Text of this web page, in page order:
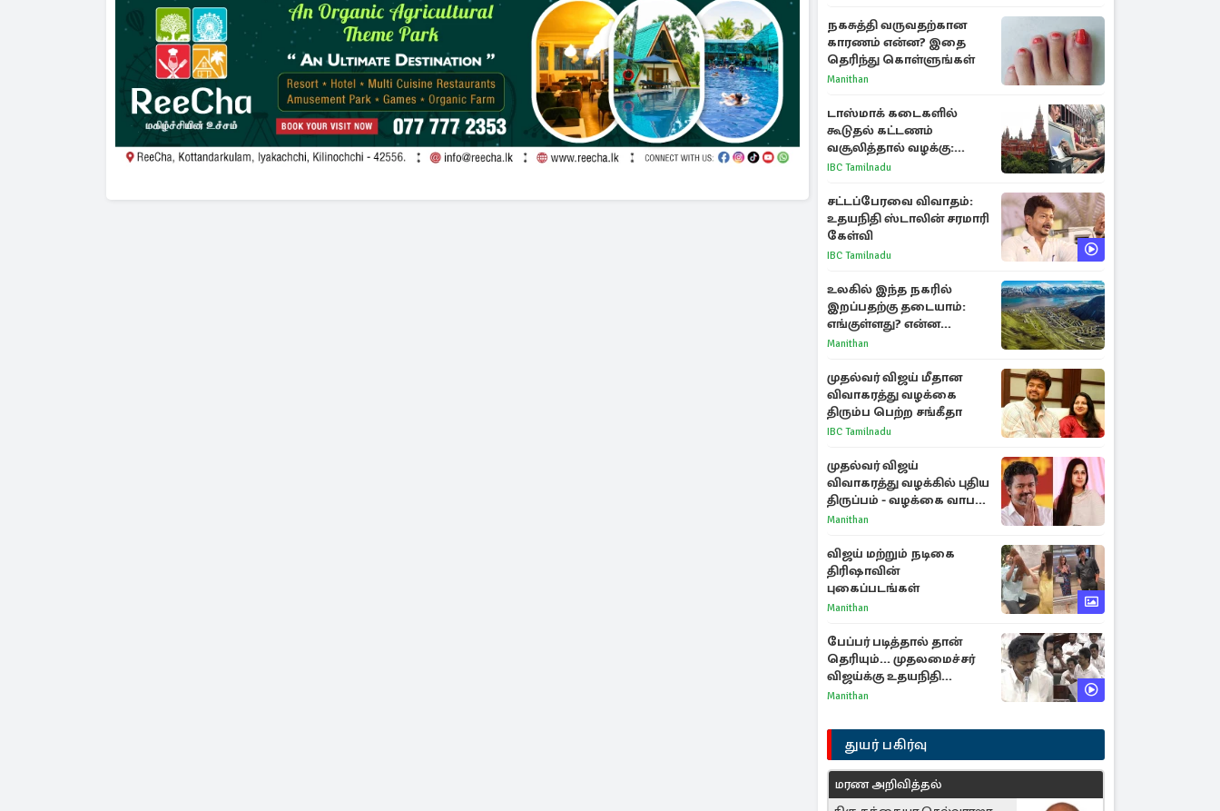
நகசுத்தி வருவதற்கான
காரணம் என்ன? இதை
தெரிந்து கொள்ளுங்கள்
Manithan
டாஸ்மாக் கடைகளில்
கூடுதல் கட்டணம்
வசூலித்தால் வழக்கு:
சென்னை உயர்நீதிமன்றம்
IBC Tamilnadu
சட்டப்பேரவை விவாதம்:
உதயநிதி ஸ்டாலின் சரமாரி
கேள்வி
IBC Tamilnadu
உலகில் இந்த நகரில்
இறப்பதற்கு தடையாம்:
எங்குள்ளது? என்ன
காரணம் தெரியுமா?
Manithan
முதல்வர் விஜய் மீதான
விவாகரத்து வழக்கை
திரும்ப பெற்ற சங்கீதா
IBC Tamilnadu
முதல்வர் விஜய்
விவாகரத்து வழக்கில் புதிய
திருப்பம் - வழக்கை வாபஸ்
பெற்ற சங்கீதா!
Manithan
விஜய் மற்றும் நடிகை
திரிஷாவின்
புகைப்படங்கள்
Manithan
பேப்பர் படித்தால் தான்
தெரியும்... முதலமைச்சர்
விஜய்க்கு உதயநிதி
ஸ்டாலின் பதிலடி
Manithan
துயர் பகிர்வு
மரண அறிவித்தல்